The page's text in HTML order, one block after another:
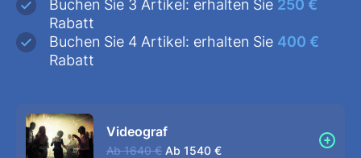
Buchen Sie 3 Artikel: erhalten Sie 250 €
Rabatt
Buchen Sie 4 Artikel: erhalten Sie 400 €
Rabatt
Videograf
Ab 1640 € Ab 1540 €